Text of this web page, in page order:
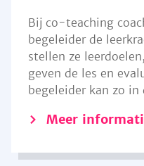
Bij co-teaching
begeleider de
stellen ze
geven de les en
begeleider kan zo
Meer